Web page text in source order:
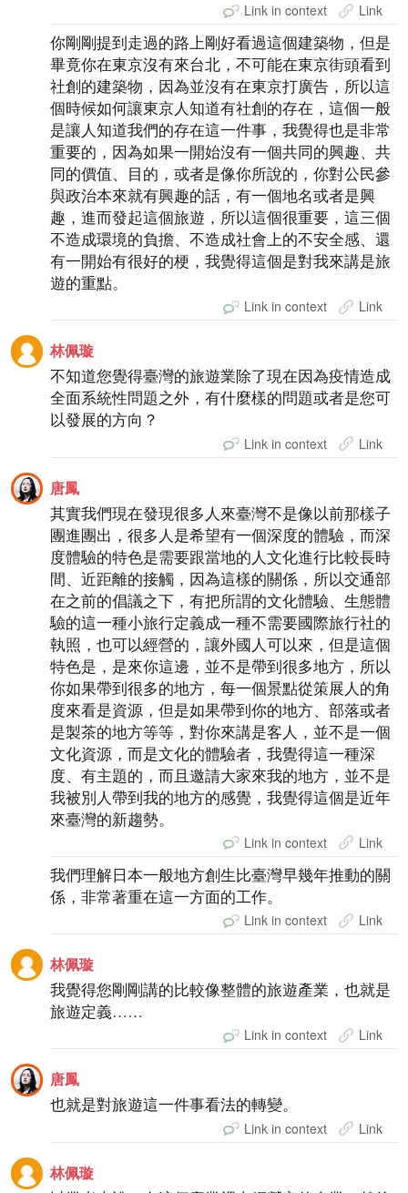
Link in context Link
你剛剛提到走過的路上剛好看過這個建築物，但是
畢竟你在東京沒有來台北，不可能在東京街頭看到
社創的建築物，因為並沒有在東京打廣告，所以這
個時候如何讓東京人知道有社創的存在，這個一般
是讓人知道我們的存在這一件事，我覺得也是非常
重要的，因為如果一開始沒有一個共同的興趣、共
同的價值、目的，或者是像你所說的，你對公民參
與政治本來就有興趣的話，有一個地名或者是興
趣，進而發起這個旅遊，所以這個很重要，這三個
不造成環境的負擔、不造成社會上的不安全感、還
有一開始有很好的梗，我覺得這個是對我來講是旅
遊的重點。
Link in context Link
林佩璇
不知道您覺得臺灣的旅遊業除了現在因為疫情造成
全面系統性問題之外，有什麼樣的問題或者是您可
以發展的方向？
Link in context Link
唐鳳
其實我們現在發現很多人來臺灣不是像以前那樣子
團進團出，很多人是希望有一個深度的體驗，而深
度體驗的特色是需要跟當地的人文化進行比較長時
間、近距離的接觸，因為這樣的關係，所以交通部
在之前的倡議之下，有把所謂的文化體驗、生態體
驗的這一種小旅行定義成一種不需要國際旅行社的
執照，也可以經營的，讓外國人可以來，但是這個
特色是，是來你這邊，並不是帶到很多地方，所以
你如果帶到很多的地方，每一個景點從策展人的角
度來看是資源，但是如果帶到你的地方、部落或者
是製茶的地方等等，對你來講是客人，並不是一個
文化資源，而是文化的體驗者，我覺得這一種深
度、有主題的，而且邀請大家來我的地方，並不是
我被別人帶到我的地方的感覺，我覺得這個是近年
來臺灣的新趨勢。
Link in context Link
我們理解日本一般地方創生比臺灣早幾年推動的關
係，非常著重在這一方面的工作。
Link in context Link
林佩璇
我覺得您剛剛講的比較像整體的旅遊產業，也就是
旅遊定義……
Link in context Link
唐鳳
也就是對旅遊這一件事看法的轉變。
Link in context Link
林佩璇